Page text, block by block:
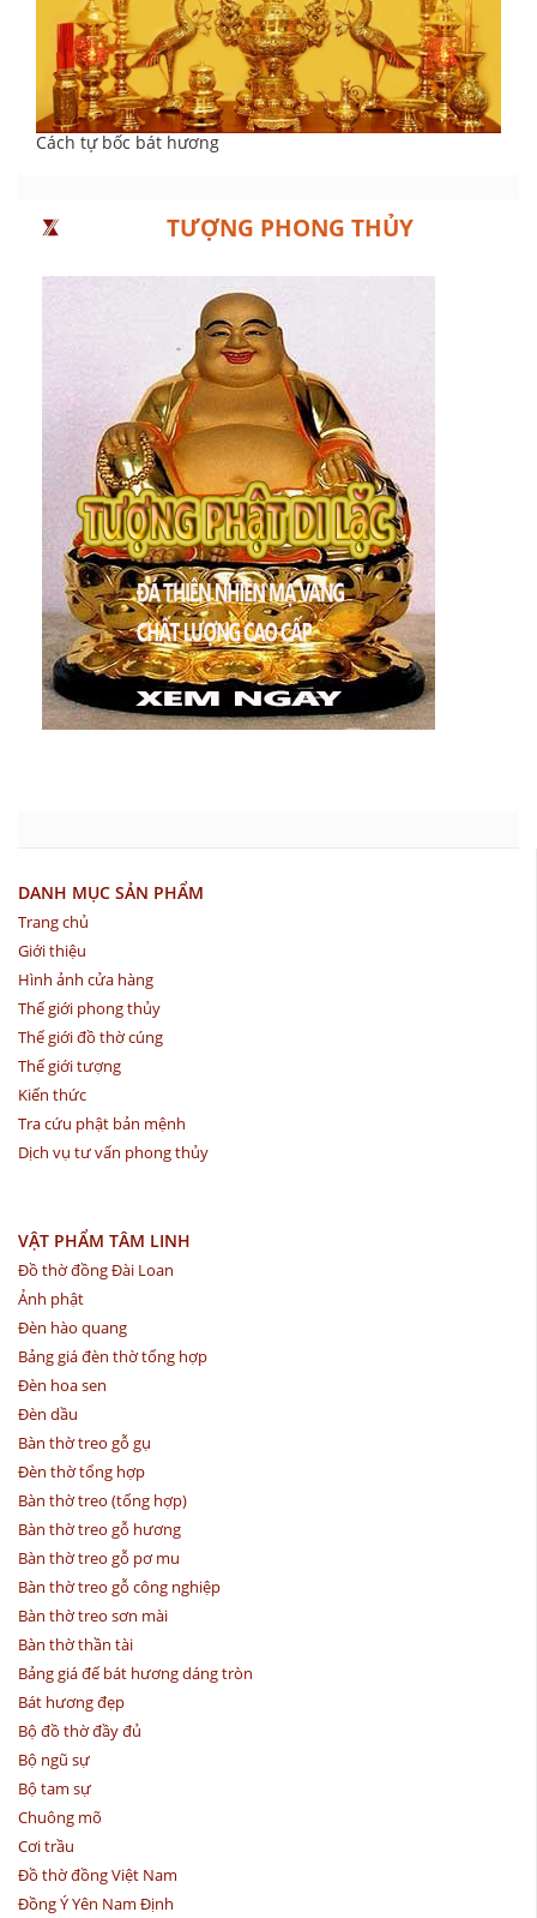
Cách tự bốc bát hương
TƯỢNG PHONG THỦY
DANH MỤC SẢN PHẨM
Trang chủ
Giới thiệu
Hình ảnh cửa hàng
Thế giới phong thủy
Thế giới đồ thờ cúng
Thế giới tượng
Kiến thức
Tra cứu phật bản mệnh
Dịch vụ tư vấn phong thủy
VẬT PHẨM TÂM LINH
Đồ thờ đồng Đài Loan
Ảnh phật
Đèn hào quang
Bảng giá đèn thờ tổng hợp
Đèn hoa sen
Đèn dầu
Bàn thờ treo gỗ gụ
Đèn thờ tổng hợp
Bàn thờ treo (tổng hợp)
Bàn thờ treo gỗ hương
Bàn thờ treo gỗ pơ mu
Bàn thờ treo gỗ công nghiệp
Bàn thờ treo sơn mài
Bàn thờ thần tài
Bảng giá đế bát hương dáng tròn
Bát hương đẹp
Bộ đồ thờ đầy đủ
Bộ ngũ sự
Bộ tam sự
Chuông mõ
Cơi trầu
Đồ thờ đồng Việt Nam
Đồng Ý Yên Nam Định